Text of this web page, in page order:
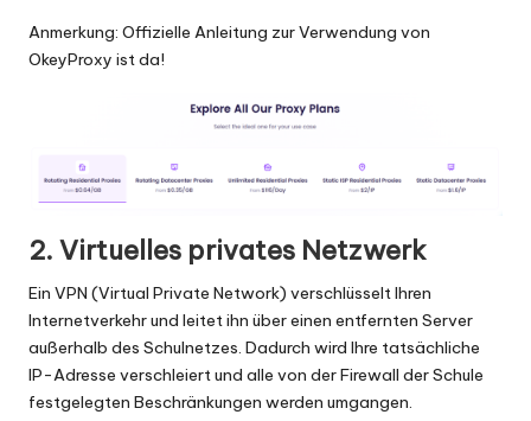
Anmerkung: Offizielle Anleitung zur Verwendung von
OkeyProxy ist da!
2. Virtuelles privates Netzwerk
Ein VPN (Virtual Private Network) verschlüsselt Ihren
Internetverkehr und leitet ihn über einen entfernten Server
außerhalb des Schulnetzes. Dadurch wird Ihre tatsächliche
IP-Adresse verschleiert und alle von der Firewall der Schule
festgelegten Beschränkungen werden umgangen.